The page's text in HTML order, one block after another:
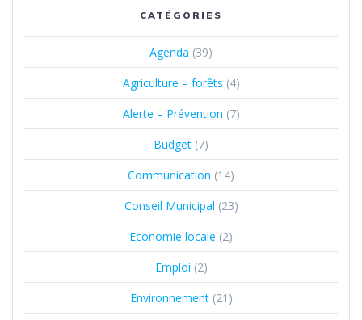
CATÉGORIES
Agenda (39)
Agriculture – forêts (4)
Alerte – Prévention (7)
Budget (7)
Communication (14)
Conseil Municipal (23)
Economie locale (2)
Emploi (2)
Environnement(21)